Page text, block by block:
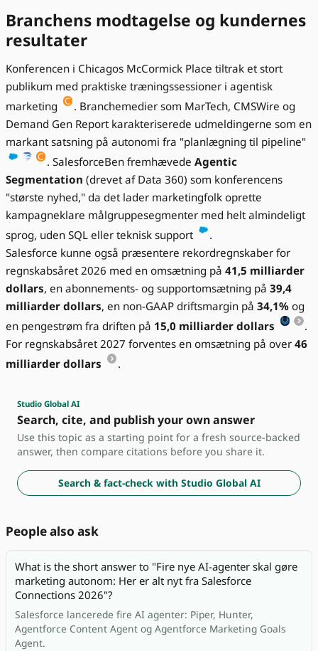
Branchens modtagelse og kundernes
resultater
Konferencen i Chicagos McCormick Place tiltrak et stort
publikum med praktiske træningssessioner i agentisk
marketing
. Branchemedier som MarTech, CMSWire og
Demand Gen Report karakteriserede udmeldingerne som en
markant satsning på autonomi fra "planlægning til pipeline"
. SalesforceBen fremhævede Agentic
Segmentation (drevet af Data 360) som konferencens
"største nyhed," da det lader marketingfolk oprette
kampagneklare målgruppesegmenter med helt almindeligt
sprog, uden SQL eller teknisk support
.
Salesforce kunne også præsentere rekordregnskaber for
regnskabsåret 2026 med en omsætning på 41,5 milliarder
dollars, en abonnements- og supportomsætning på 39,4
milliarder dollars, en non-GAAP driftsmargin på 34,1% og
en pengestrøm fra driften på 15,0 milliarder dollars
.
For regnskabsåret 2027 forventes en omsætning på over 46
milliarder dollars
.
Studio Global AI
Search, cite, and publish your own answer
Use this topic as a starting point for a fresh source-backed
answer, then compare citations before you share it.
Search & fact-check with Studio Global AI
People also ask
What is the short answer to "Fire nye AI-agenter skal gøre
marketing autonom: Her er alt nyt fra Salesforce
Connections 2026"?
Salesforce lancerede fire AI agenter: Piper, Hunter,
Agentforce Content Agent og Agentforce Marketing Goals
Agent.